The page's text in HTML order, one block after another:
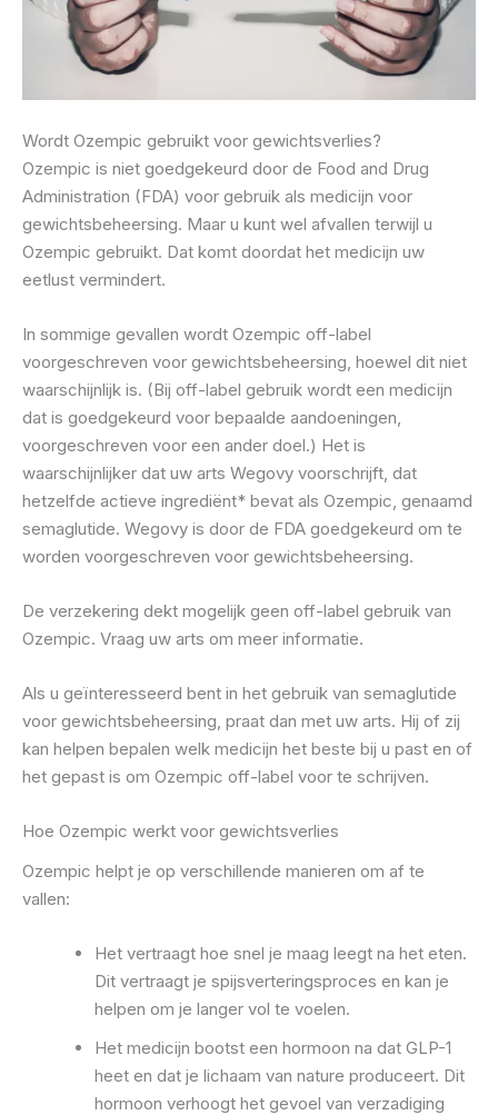
Wordt Ozempic gebruikt voor gewichtsverlies?
Ozempic is niet goedgekeurd door de Food and Drug
Administration (FDA) voor gebruik als medicijn voor
gewichtsbeheersing. Maar u kunt wel afvallen terwijl u
Ozempic gebruikt. Dat komt doordat het medicijn uw
eetlust vermindert.
In sommige gevallen wordt Ozempic off-label
voorgeschreven voor gewichtsbeheersing, hoewel dit niet
waarschijnlijk is. (Bij off-label gebruik wordt een medicijn
dat is goedgekeurd voor bepaalde aandoeningen,
voorgeschreven voor een ander doel.) Het is
waarschijnlijker dat uw arts Wegovy voorschrijft, dat
hetzelfde actieve ingrediënt* bevat als Ozempic, genaamd
semaglutide. Wegovy is door de FDA goedgekeurd om te
worden voorgeschreven voor gewichtsbeheersing.
De verzekering dekt mogelijk geen off-label gebruik van
Ozempic. Vraag uw arts om meer informatie.
Als u geïnteresseerd bent in het gebruik van semaglutide
voor gewichtsbeheersing, praat dan met uw arts. Hij of zij
kan helpen bepalen welk medicijn het beste bij u past en of
het gepast is om Ozempic off-label voor te schrijven.
Hoe Ozempic werkt voor gewichtsverlies
Ozempic helpt je op verschillende manieren om af te
vallen:
Het vertraagt ​​hoe snel je maag leegt na het eten.
Dit vertraagt ​​je spijsverteringsproces en kan je
helpen om je langer vol te voelen.
Het medicijn bootst een hormoon na dat GLP-1
heet en dat je lichaam van nature produceert. Dit
hormoon verhoogt het gevoel van verzadiging